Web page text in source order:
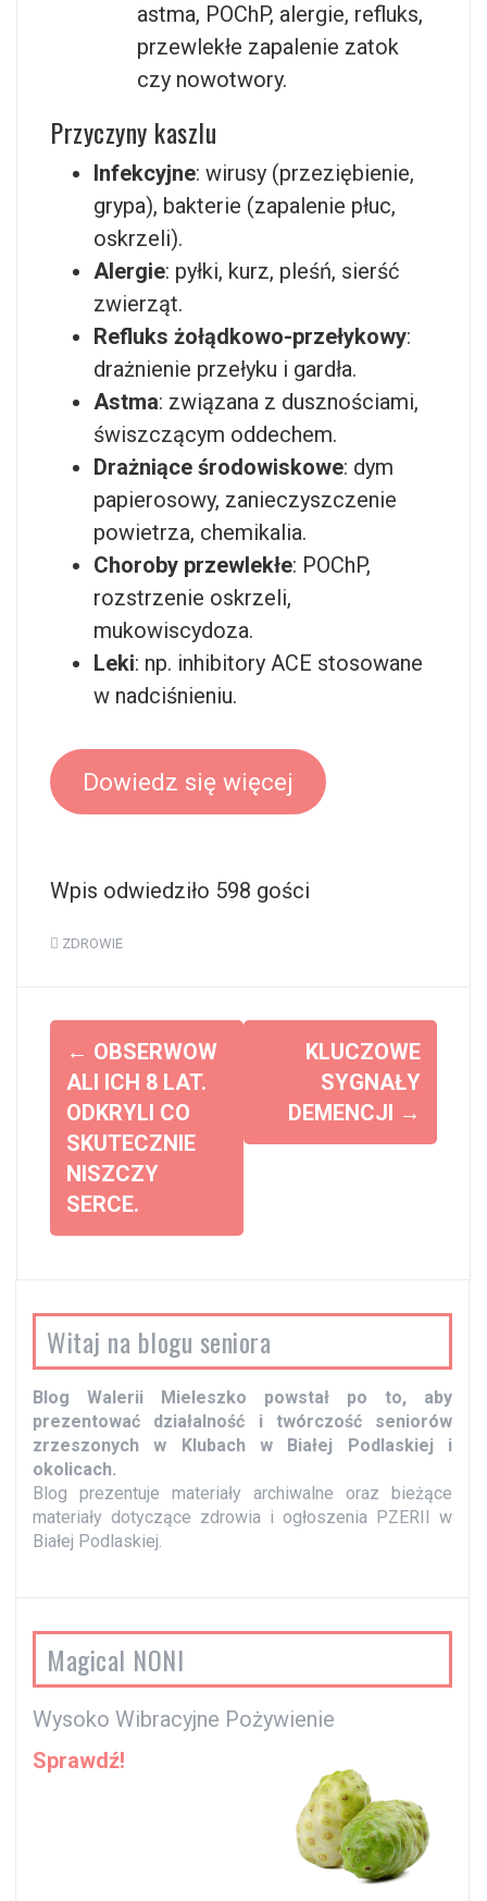
astma, POChP, alergie, refluks,
przewlekłe zapalenie zatok
czy nowotwory.
Przyczyny kaszlu
Infekcyjne: wirusy (przeziębienie,
grypa), bakterie (zapalenie płuc,
oskrzeli).
Alergie: pyłki, kurz, pleśń, sierść
zwierząt.
Refluks żołądkowo-przełykowy:
drażnienie przełyku i gardła.
Astma: związana z dusznościami,
świszczącym oddechem.
Drażniące środowiskowe: dym
papierosowy, zanieczyszczenie
powietrza, chemikalia.
Choroby przewlekłe: POChP,
rozstrzenie oskrzeli,
mukowiscydoza.
Leki: np. inhibitory ACE stosowane
w nadciśnieniu.
Dowiedz się więcej
Wpis odwiedziło 598 gości
ZDROWIE
z
i
s
y
← OBSERWOW
ALI ICH 8 LAT.
ODKRYLI CO
SKUTECZNIE
NISZCZY
SERCE.
KLUCZOWE
SYGNAŁY
DEMENCJI →
Witaj na blogu seniora
Blog Walerii Mieleszko powstał po to, aby
prezentować działalność i twórczość seniorów
zrzeszonych w Klubach w Białej Podlaskiej i
okolicach.
Blog prezentuje materiały archiwalne oraz bieżące
materiały dotyczące zdrowia i ogłoszenia PZERII w
Białej Podlaskiej.
Magical NONI
Wysoko Wibracyjne Pożywienie
Sprawdź!